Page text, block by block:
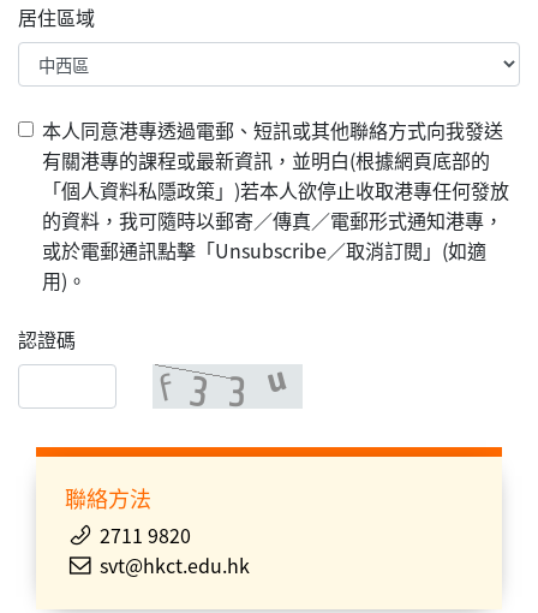
居住區域
本人同意港專透過電郵、短訊或其他聯絡方式向我發送
有關港專的課程或最新資訊，並明白(根據網頁底部的
「個人資料私隱政策」)若本人欲停止收取港專任何發放
的資料，我可隨時以郵寄／傳真／電郵形式通知港專，
或於電郵通訊點擊「Unsubscribe／取消訂閱」(如適
用)。
認證碼
聯絡方法
2711 9820
svt@hkct.edu.hk